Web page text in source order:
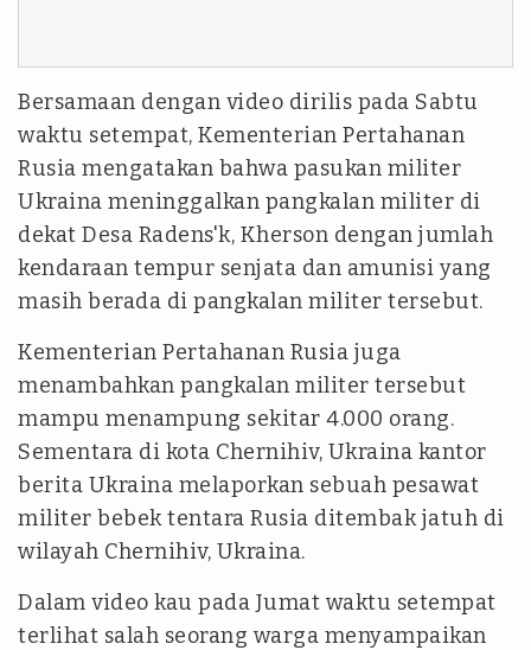
Bersamaan dengan video dirilis pada Sabtu
waktu setempat, Kementerian Pertahanan
Rusia mengatakan bahwa pasukan militer
Ukraina meninggalkan pangkalan militer di
dekat Desa Radens'k, Kherson dengan jumlah
kendaraan tempur senjata dan amunisi yang
masih berada di pangkalan militer tersebut.
Kementerian Pertahanan Rusia juga
menambahkan pangkalan militer tersebut
mampu menampung sekitar 4.000 orang.
Sementara di kota Chernihiv, Ukraina kantor
berita Ukraina melaporkan sebuah pesawat
militer bebek tentara Rusia ditembak jatuh di
wilayah Chernihiv, Ukraina.
Dalam video kau pada Jumat waktu setempat
terlihat salah seorang warga menyampaikan